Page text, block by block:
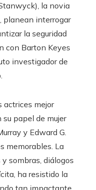
la novia
planean interrogar
la seguridad
con Barton Keyes
investigador de
actrices mejor
papel de mujer
y Edward G.
memorables. La
y sombras, diálogos
ha resistido la
tan impactante